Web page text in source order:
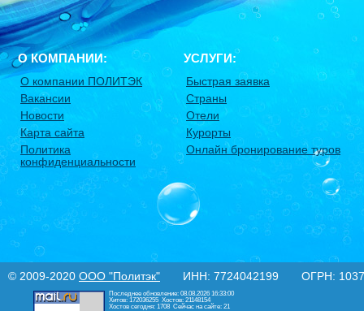
О КОМПАНИИ:
О компании ПОЛИТЭК
Вакансии
Новости
Карта сайта
Политика
конфиденциальности
УСЛУГИ:
Быстрая заявка
Страны
Отели
Курорты
Онлайн бронирование туров
© 2009-2020 ООО "Политэк" ИНН: 7724042199 ОГРН:
Последнее обновление: 08.08.2026 16:33:00
Хитов: 172036255 Хостов: 21148154
Хостов сегодня: 1708 Сейчас на сайте: 21